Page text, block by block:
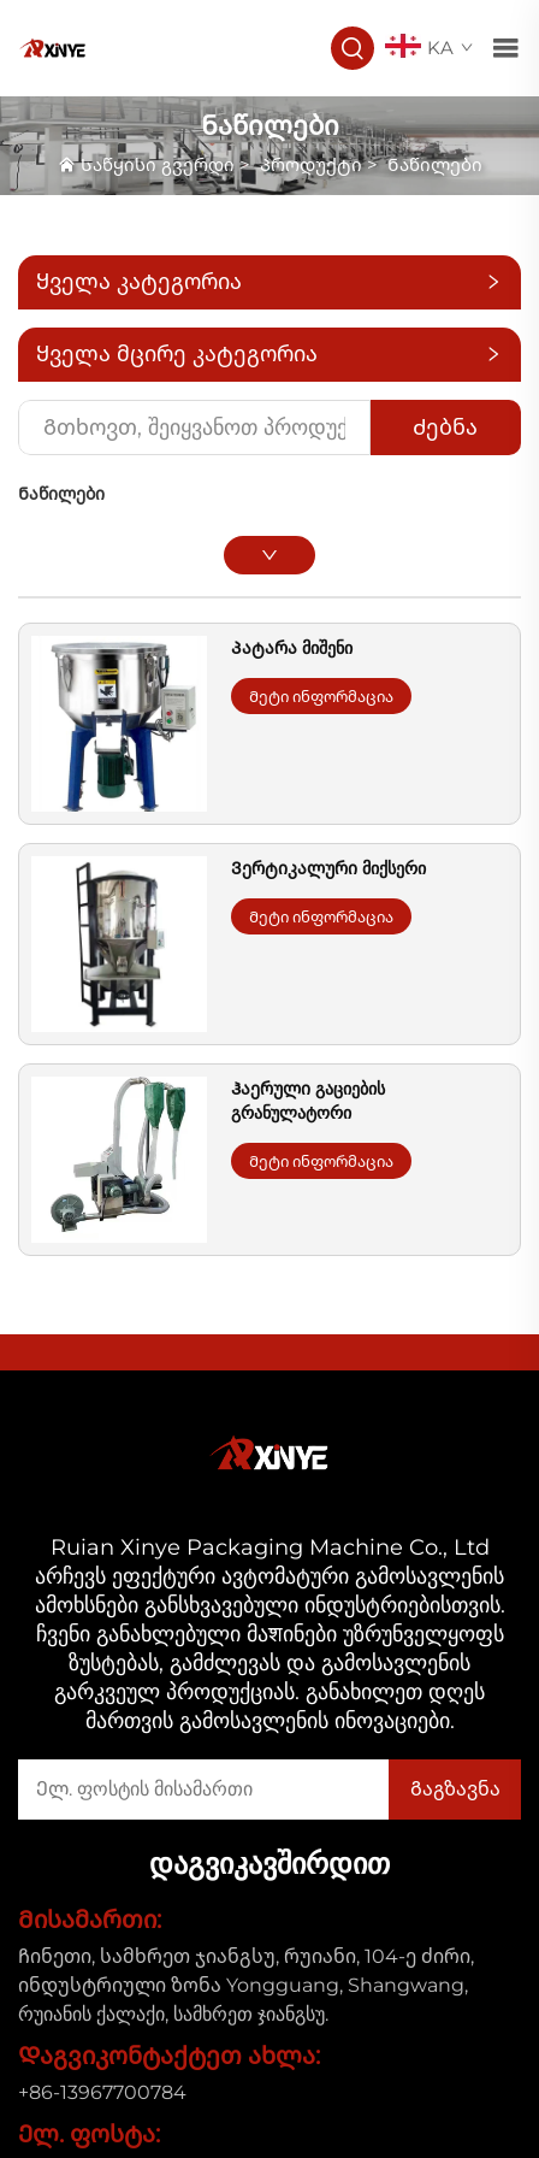
KA
Ნაწილები
Საწყისი გვერდი>Პროდუქტი>Ნაწილები
Ყველა კატეგორია
Ყველა მცირე კატეგორია
Ძებნა
Ნაწილები
Პატარა მიშენი
Მეტი ინფორმაცია
Ვერტიკალური მიქსერი
Მეტი ინფორმაცია
Ჰაერული გაციების
გრანულატორი
Მეტი ინფორმაცია
Ruian Xinye Packaging Machine Co., Ltd
არჩევს ეფექტური ავტომატური გამოსავლენის
ამოხსნები განსხვავებული ინდუსტრიებისთვის.
ჩვენი განახლებული მაशინები უზრუნველყოფს
ზუსტებას, გამძლევას და გამოსავლენის
გარკვეულ პროდუქციას. განახილეთ დღეს
მართვის გამოსავლენის ინოვაციები.
ᲓᲐᲒᲕᲘᲙᲐᲕᲨᲘᲠᲓᲘᲗ
Მისამართი:
Ჩინეთი, სამხრეთ ჯიანგსუ, რუიანი, 104-ე ძირი,
ინდუსტრიული ზონა Yongguang, Shangwang,
რუიანის ქალაქი, სამხრეთ ჯიანგსუ.
Დაგვიკონტაქტეთ ახლა:
+86-13967700784
Ელ. ფოსტა: